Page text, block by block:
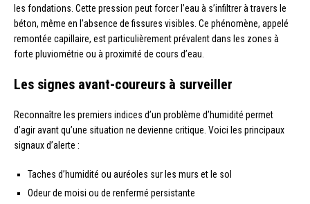
les fondations. Cette pression peut forcer l’eau à s’infiltrer à travers le
béton, même en l’absence de fissures visibles. Ce phénomène, appelé
remontée capillaire, est particulièrement prévalent dans les zones à
forte pluviométrie ou à proximité de cours d’eau.
Les signes avant-coureurs à surveiller
Reconnaître les premiers indices d’un problème d’humidité permet
d’agir avant qu’une situation ne devienne critique. Voici les principaux
signaux d’alerte :
Taches d’humidité ou auréoles sur les murs et le sol
Odeur de moisi ou de renfermé persistante